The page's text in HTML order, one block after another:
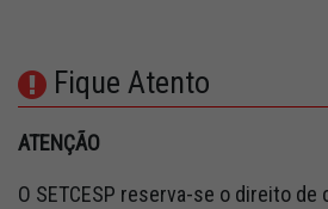
Fique Atento
ATENÇÃO
O SETCESP reserva-se o direito